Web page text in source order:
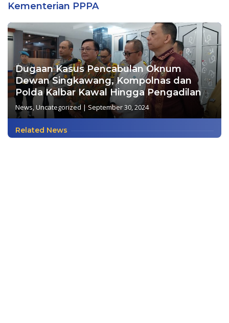
Kementerian PPPA
Dugaan Kasus Pencabulan Oknum
Dewan Singkawang, Kompolnas dan
Polda Kalbar Kawal Hingga Pengadilan
News,Uncategorized | September 30, 2024
Related News